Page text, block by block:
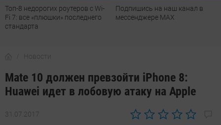
Топ-8 недорогих роутеров с Wi-
Fi 7: все «плюшки» последнего
стандарта
Подпишись на наш канал в
мессенджере МАХ
Новости
Mate 10 должен превзойти iPhone 8:
Huawei идет в лобовую атаку на Apple
31.07.2017
Автор: